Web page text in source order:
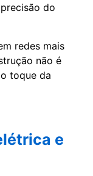
do
redes mais
não é
toque da
e